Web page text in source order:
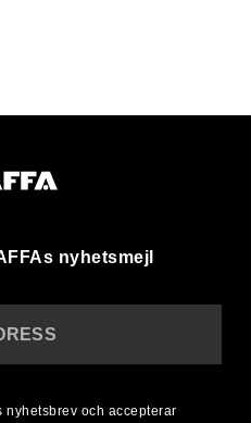
nyhetsmejl
nyhetsbrev och accepterar